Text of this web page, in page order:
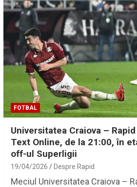
FOTBAL
Universitatea Craiova –
Text Online, de la 21:00, în
off-ul Superligii
19/04/2026 Despre Rapid
Meciul Universitatea Craiova –